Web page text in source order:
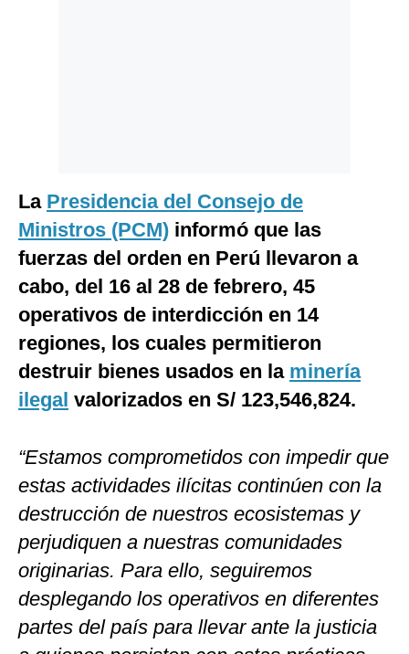
La Presidencia del Consejo de
Ministros (PCM) informó que las
fuerzas del orden en Perú llevaron a
cabo, del 16 al 28 de febrero, 45
operativos de interdicción en 14
regiones, los cuales permitieron
destruir bienes usados en la minería
ilegal valorizados en S/ 123,546,824.
“Estamos comprometidos con impedir que
estas actividades ilícitas continúen con la
destrucción de nuestros ecosistemas y
perjudiquen a nuestras comunidades
originarias. Para ello, seguiremos
desplegando los operativos en diferentes
partes del país para llevar ante la justicia